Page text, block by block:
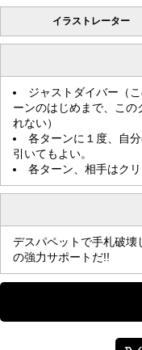
イラストレーター
ジャストダイバー（
ーンのはじめまで、この
れない）
各ターンに１度、自
引いてもよい。
各ターン、相手はク
デスパペットで手札破
の強力サポートだ!!